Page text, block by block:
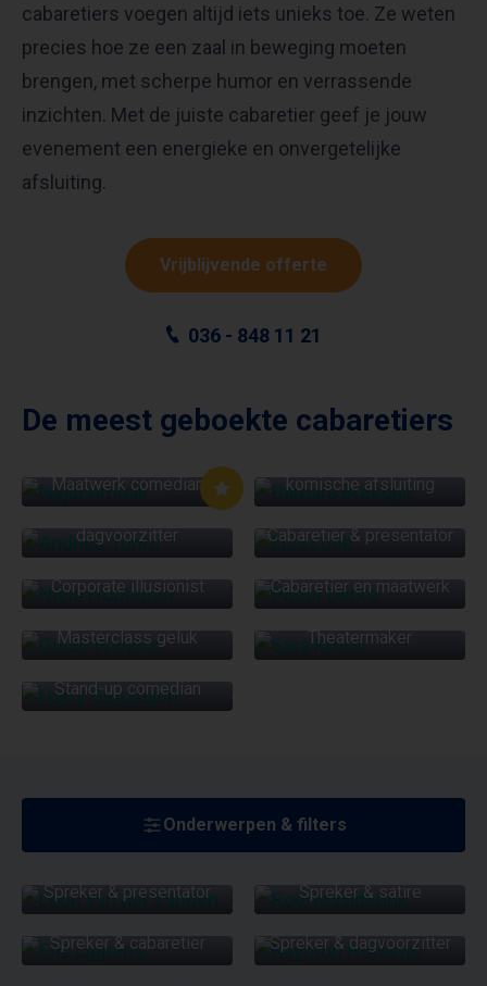
cabaretiers voegen altijd iets unieks toe. Ze weten
precies hoe ze een zaal in beweging moeten
brengen, met scherpe humor en verrassende
inzichten. Met de juiste cabaretier geef je jouw
evenement een energieke en onvergetelijke
afsluiting.
Vrijblijvende offerte
036 - 848 11 21
De meest geboekte cabaretiers
Maatwerk comedian
BARBARA BREEDIJK
komische afsluiting
ANDRIES TUNRU
Cabaretier &
dagvoorzitter
LISA LOEB
Cabaretier & presentator
NIELS HOUTEPEN
Corporate illusionist
PIETER DERKS
Cabaretier en maatwerk
GUIDO WEIJERS
Masterclass geluk
SARA KROOS
Theatermaker
HARRY GLOTZBACH
Stand-up comedian
Onderwerpen & filters
LEON VAN DER
Spreker & presentator Spreker & satire
ERIC LIPPENS
Spreker & cabaretier
RAYMON HOFKENS
Spreker & dagvoorzitter
MICHEL
VERHEIJDEN
Spreker over
MIKE BODDÉ
Miscommunicatie en